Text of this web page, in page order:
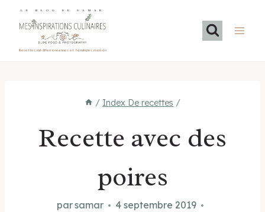
LE BLOG DE SAMAR
Recettes méditerranéennes et familiales maison
/ Index De recettes /
Recette avec des
poires
parsamar
4 septembre 2019